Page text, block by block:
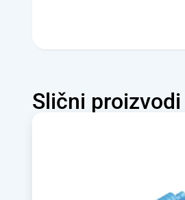
Slični proizvodi